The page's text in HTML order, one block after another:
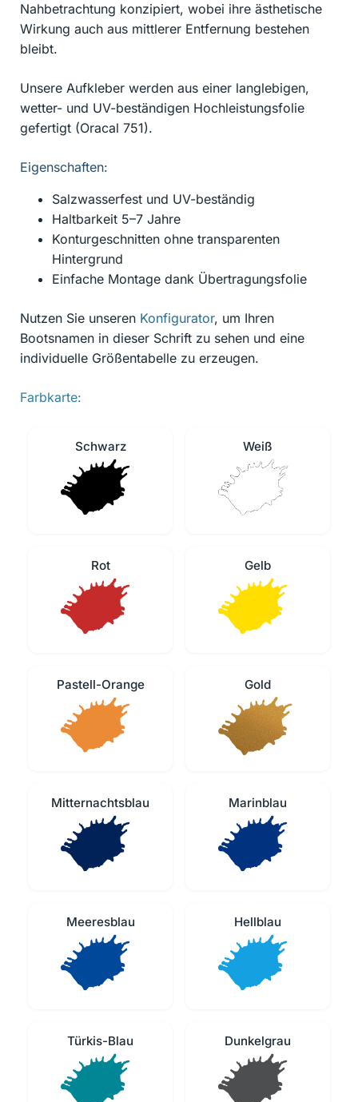
Nahbetrachtung konzipiert, wobei ihre ästhetische
Wirkung auch aus mittlerer Entfernung bestehen
bleibt.
Unsere Aufkleber werden aus einer langlebigen,
wetter- und UV-beständigen Hochleistungsfolie
gefertigt (Oracal 751).
Eigenschaften:
Salzwasserfest und UV-beständig
Haltbarkeit 5–7 Jahre
Konturgeschnitten ohne transparenten
Hintergrund
Einfache Montage dank Übertragungsfolie
Nutzen Sie unseren Konfigurator, um Ihren
Bootsnamen in dieser Schrift zu sehen und eine
individuelle Größentabelle zu erzeugen.
Farbkarte:
Schwarz Weiß
Rot Gelb
Pastell-Orange Gold
Mitternachtsblau Marinblau
Meeresblau Hellblau
Türkis-Blau Dunkelgrau